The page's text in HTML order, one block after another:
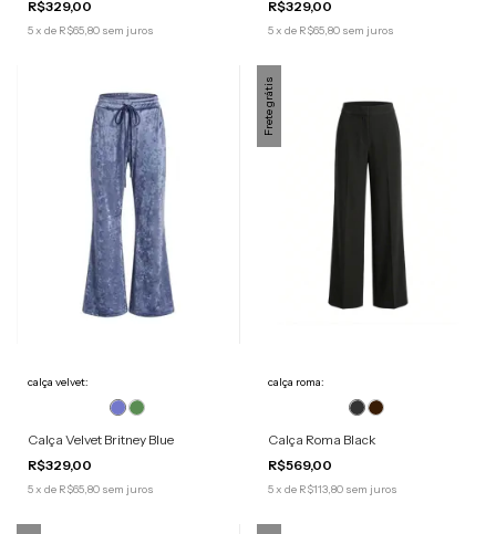
R$329,00
5x de R$65,80 sem juros
R$329,00
5x de R$65,80 sem juros
calça velvet:
Calça Velvet Britney Blue
R$329,00
5x de R$65,80 sem juros
Frete grátis
calça roma:
Calça Roma Black
R$569,00
5x de R$113,80 sem juros